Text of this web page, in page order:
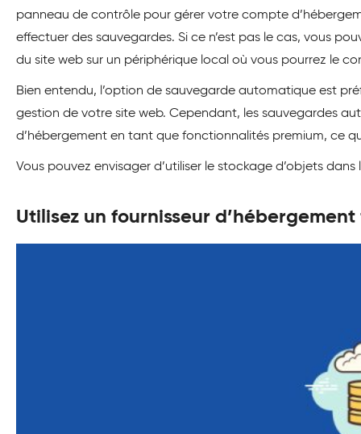
panneau de contrôle pour gérer votre compte
effectuer des sauvegardes. Si ce n’est pas le cas, vous
du site web sur un périphérique local où vous pourrez le
Bien entendu, l’option de sauvegarde automatique est
gestion de votre site web. Cependant, les sauvegardes
d’hébergement en tant que fonctionnalités premium, ce
Vous pouvez envisager d’utiliser le stockage d’objets
Utilisez un fournisseur